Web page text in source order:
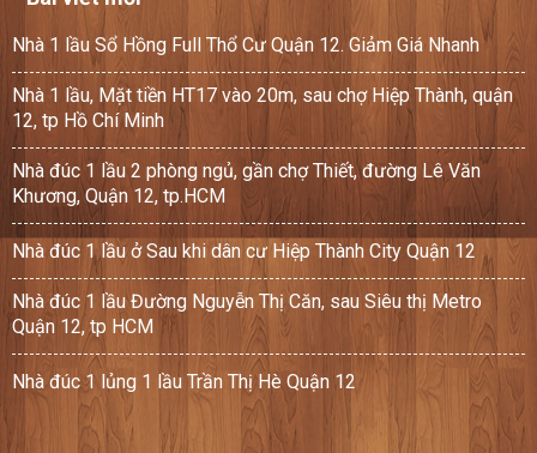
Nhà 1 lầu Sổ Hồng Full Thổ Cư Quận 12. Giảm Giá Nhanh
Nhà 1 lầu, Mặt tiền HT17 vào 20m, sau chợ Hiệp Thành, quận
12, tp Hồ Chí Minh
Nhà đúc 1 lầu 2 phòng ngủ, gần chợ Thiết, đường Lê Văn
Khương, Quận 12, tp.HCM
Nhà đúc 1 lầu ở Sau khi dân cư Hiệp Thành City Quận 12
Nhà đúc 1 lầu Đường Nguyễn Thị Căn, sau Siêu thị Metro
Quận 12, tp HCM
Nhà đúc 1 lủng 1 lầu Trần Thị Hè Quận 12